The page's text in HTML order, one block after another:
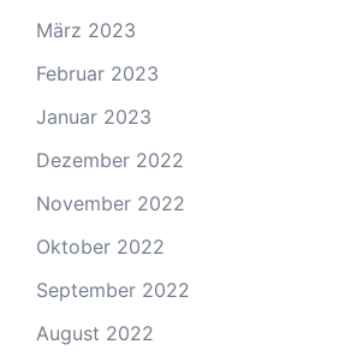
März 2023
Februar 2023
Januar 2023
Dezember 2022
November 2022
Oktober 2022
September 2022
August 2022